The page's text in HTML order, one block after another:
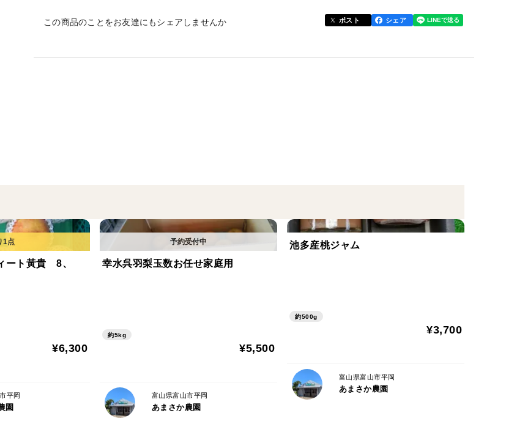
三枚目の写真は10玉サイズです。玉数が減る事に大玉になっていきます。
に広がります。
＜栽培のこだわり＞有機質肥料１００％使用。赤土で山の土壌にプラスして
この商品のことをお友達にもシェアしませんか ポスト シェア
ート黃貴 8、
¥6,300
平岡
園
幸水呉羽梨玉数お任せ家庭用
約5kg
¥5,500
富山県富山市平岡
あまさか農園
池多産桃ジャム
約500g
¥3,700
富山県富山市平岡
あまさか農園